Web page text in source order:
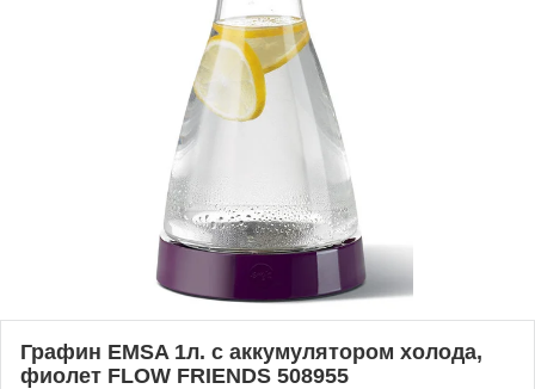
Графин EMSA 1л. с аккумулятором холода,
фиолет FLOW FRIENDS 508955